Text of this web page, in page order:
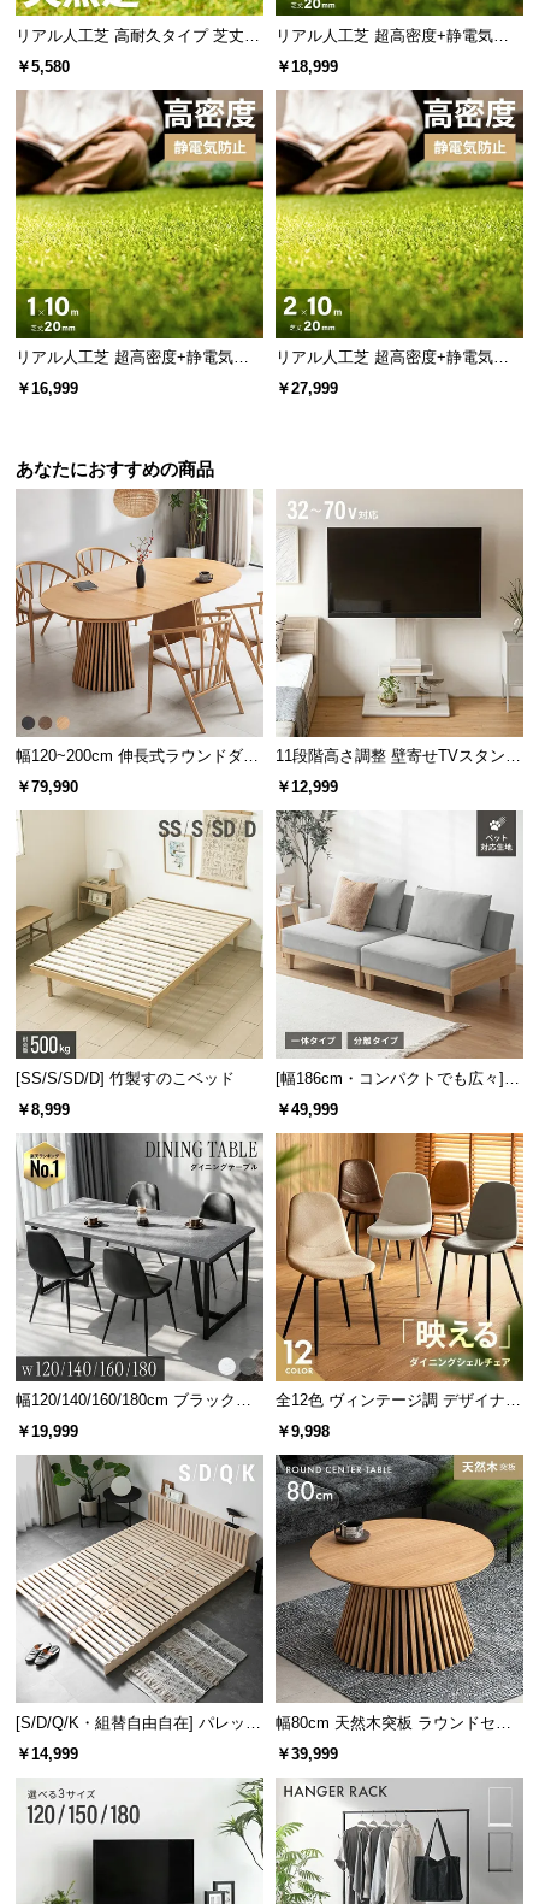
リアル人工芝 高耐久タイプ 芝丈20
mm 1×5m（自然な見た目を追求・
U字ピン付属）
￥5,580
リアル人工芝 超高密度+静電気防
止 高耐久タイプ・質感追求 芝丈20
mm 1×10m 防草シート付
￥18,999
リアル人工芝 超高密度+静電気防
止 高耐久タイプ・質感を追求 芝丈
￥16,999
リアル人工芝 超高密度+静電気防
止 高耐久タイプ・質感を追求 芝丈
￥27,999
あなたにおすすめの商品
幅120~200cm 伸長式ラウンドダイ
ニングテーブル 6人掛け 天然木突
￥79,990
11段階高さ調整 壁寄せTVスタンド
キャスター付き 上下左右角度調節
￥12,999
[SS/S/SD/D] 竹製すのこベッド
￥8,999
[幅186cm・コンパクトでも広々] 3
人掛けソファベッド リクライニン
グ 天然木フレーム 北欧
￥49,999
幅120/140/160/180cm ブラックフ
レーム ダイニング 大理石調 4人掛
￥19,999
全12色 ヴィンテージ調 デザイナー
ズシェルチェア
￥9,998
[S/D/Q/K・組替自由自在] パレット
ベッド 8/12/16枚セット
￥14,999
幅80cm 天然木突板 ラウンドセン
ターテーブル 美しい格子デザイン
￥39,999